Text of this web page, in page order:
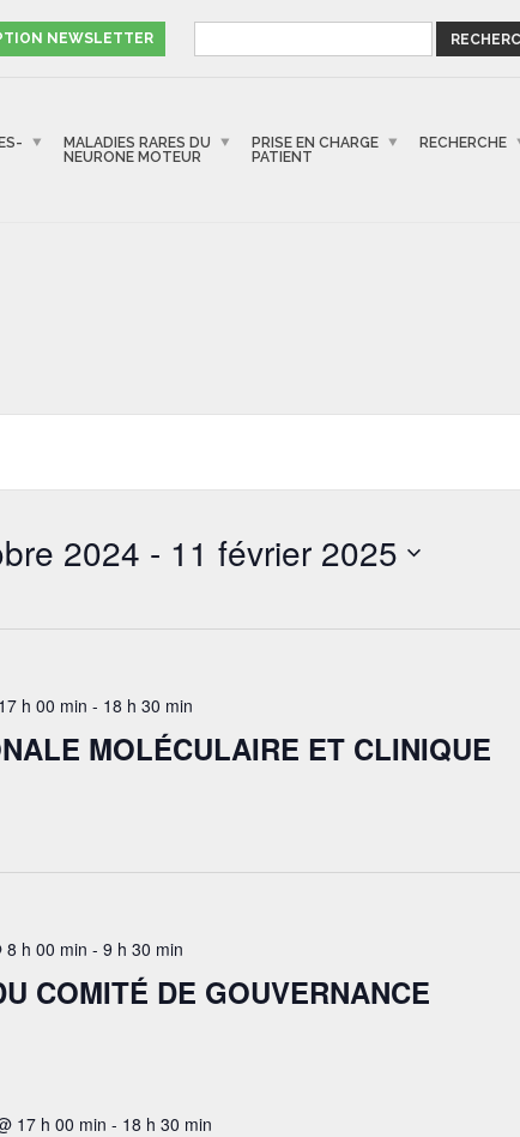
NEWSLETTER
MALADIES RARES DU
NEURONE MOTEUR
PRISE EN CHARGE
PATIENT
RECHERCHE
2024 - 11 février 2025
h 00 min - 18 h 30 min
MOLÉCULAIRE ET CLINIQUE
8 h 00 min - 9 h 30 min
COMITÉ DE GOUVERNANCE
17 h 00 min - 18 h 30 min